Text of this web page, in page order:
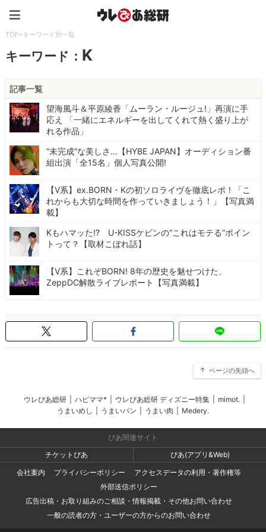
TOP>キーワード別一覧
キーワード： K
記事一覧
望海風斗＆平原綾香「ムーラン・ルージュ!」再演に手
応え 「一緒にエネルギーを出してくれて熱く盛り上が
れる作品」
“未完成”な美しさ…【HYBE JAPAN】オーディション番
組出演「全15名」個人写真公開!
【V系】ex.BORN・Kの初ソロライヴを徹底レポ！「こ
れからも大切な時間を作っていきましょう！」【写真満
載】
Kもハマッた!? U-KISSケビンの“これはモテる”ポイン
トって？【取材こぼれ話】
【V系】これぞBORN! 8年の歴史を魅せつけた、
ZeppDC解散ライブレポート【写真満載】
ページの先頭へ
ウレぴあ総研 ハピママ* ウレぴあ総研 ディズニー特集 mimot.
うまいめし
うまいパン うまい肉 Medery.
ぴあ関連サイト
チケットぴあ
ぴあ(アプリ&Web)
会社案内
プライバシーポリシー
アクセスデータの利用・著作権等
外部送信ポリシー
広告出稿・お取り組みのご相談・情報掲載・その他お問い合わせ
一般の読者の方・ユーザーの方からのお問い合わせ